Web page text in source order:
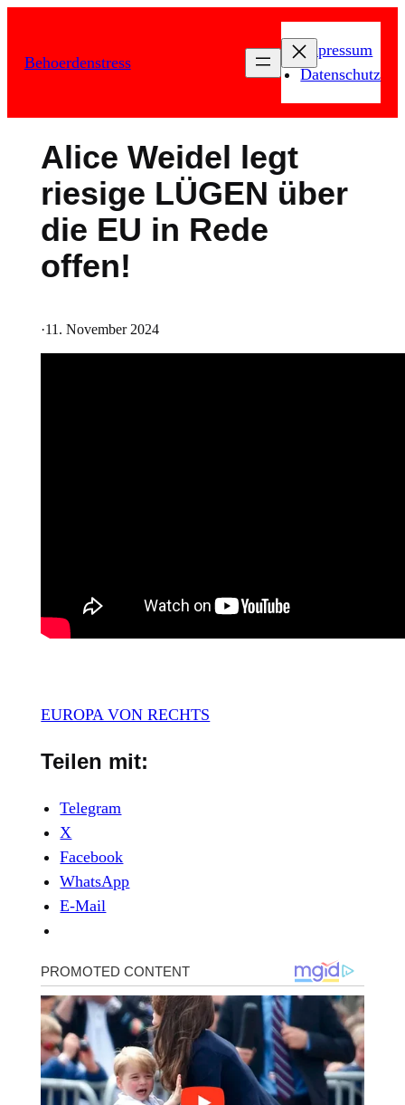
springen
Behoerdenstress
Impressum
Datenschutz
Alice Weidel legt
riesige LÜGEN über
die EU in Rede
offen!
·11. November 2024
EUROPA VON RECHTS
Teilen mit:
Telegram
X
Facebook
WhatsApp
E-Mail